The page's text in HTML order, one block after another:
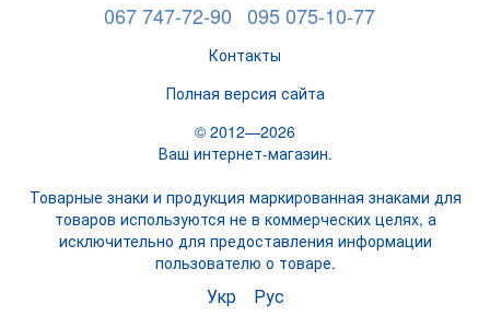
067 747-72-90 095 075-10-77
Контакты
Полная версия сайта
© 2012—2026
Ваш интернет-магазин.
Товарные знаки и продукция маркированная знаками для
товаров используются не в коммерческих целях, а
исключительно для предоставления информации
пользователю о товаре.
Укр Рус